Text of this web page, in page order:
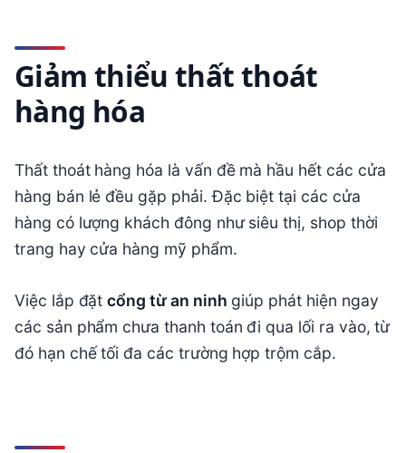
Giảm thiểu thất thoát
hàng hóa
Thất thoát hàng hóa là vấn đề mà hầu hết các cửa
hàng bán lẻ đều gặp phải. Đặc biệt tại các cửa
hàng có lượng khách đông như siêu thị, shop thời
trang hay cửa hàng mỹ phẩm.
Việc lắp đặtcổng từ an ninh giúp phát hiện ngay
các sản phẩm chưa thanh toán đi qua lối ra vào, từ
đó hạn chế tối đa các trường hợp trộm cắp.